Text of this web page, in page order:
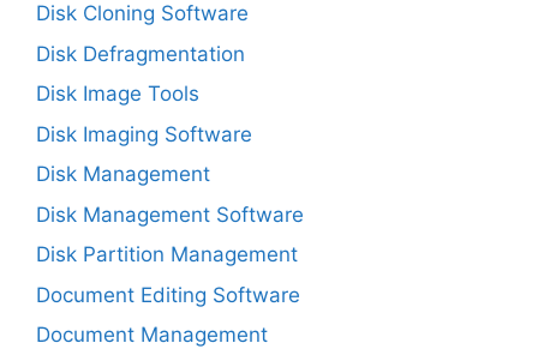
Disk Cloning Software
Disk Defragmentation
Disk Image Tools
Disk Imaging Software
Disk Management
Disk Management Software
Disk Partition Management
Document Editing Software
Document Management